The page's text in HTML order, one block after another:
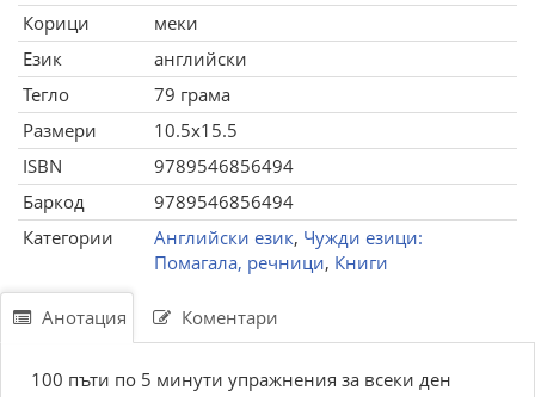
Корици
меки
Език
английски
Тегло
79 грама
Размери
10.5x15.5
ISBN
9789546856494
Баркод
9789546856494
Категории
Английски език, Чужди езици:
Помагала, речници, Книги
Анотация Коментари
100 пъти по 5 минути упражнения за всеки ден